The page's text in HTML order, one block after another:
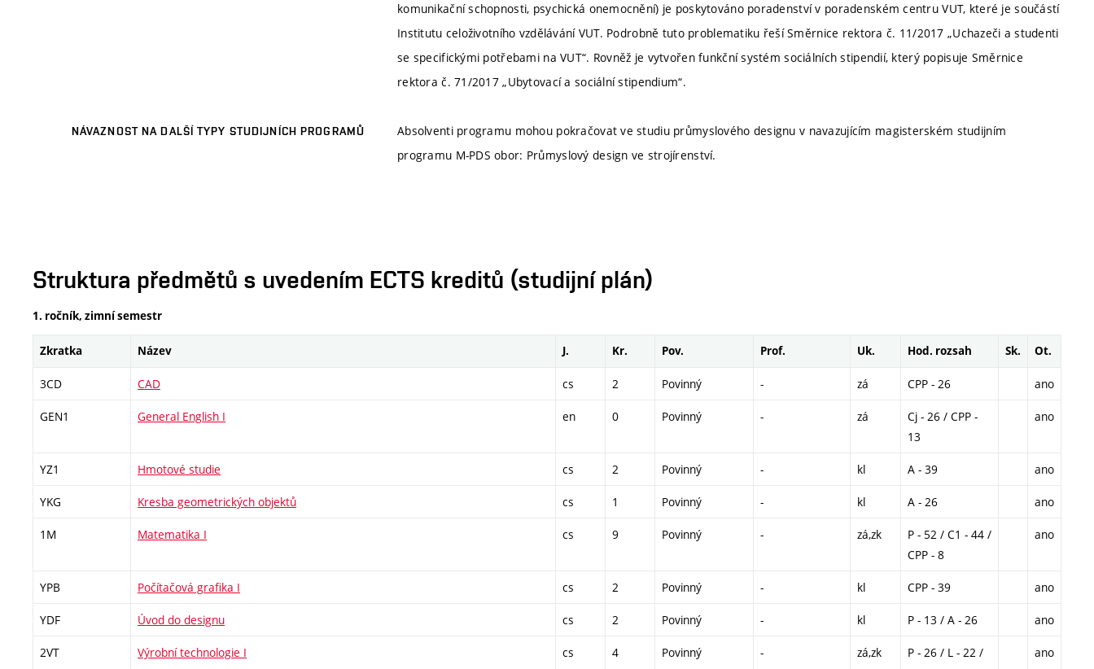
komunikační schopnosti, psychická onemocnění) je poskytováno poradenství v poradenském centru VUT, které je součástí
Institutu celoživotního vzdělávání VUT. Podrobně tuto problematiku řeší Směrnice rektora č. 11/2017 „Uchazeči a studenti
se specifickými potřebami na VUT“. Rovněž je vytvořen funkční systém sociálních stipendií, který popisuje Směrnice
rektora č. 71/2017 „Ubytovací a sociální stipendium“.
NÁVAZNOST NA DALŠÍ TYPY STUDIJNÍCH PROGRAMŮ
Absolventi programu mohou pokračovat ve studiu průmyslového designu v navazujícím magisterském studijním
programu M-PDS obor: Průmyslový design ve strojírenství.
Struktura předmětů s uvedením ECTS kreditů (studijní plán)
1. ročník, zimní semestr
Zkratka Název J. Kr. Pov. Prof. Uk. Hod. rozsah Sk. Ot.
3CD CAD cs 2 Povinný - zá CPP - 26 ano
GEN1 General English I en 0 Povinný - zá
Cj - 26 / CPP -
13
ano
YZ1 Hmotové studie cs 2 Povinný - kl A - 39 ano
YKG Kresba geometrických objektů cs 1 Povinný - kl A - 26 ano
1M Matematika I cs 9 Povinný - zá,zk
P - 52 / C1 - 44 /
CPP - 8
ano
YPB Počítačová grafika I cs 2 Povinný - kl CPP - 39 ano
YDF Úvod do designu cs 2 Povinný - kl P - 13 / A - 26 ano
2VT Výrobní technologie I cs 4 Povinný - zá,zk
P - 26 / L - 22 /
ano